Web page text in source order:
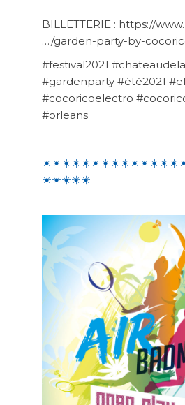
BILLETTERIE : https://
…/garden-party-by-
#festival2021
#gardenparty #été2021
#cocoricoelectro
#orleans
☀️☀️☀️☀️☀️☀️☀️
☀️☀️☀️☀️☀️